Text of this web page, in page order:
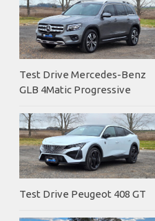
Test Drive Mercedes-Benz
GLB 4Matic Progressive
Test Drive Peugeot 408 GT